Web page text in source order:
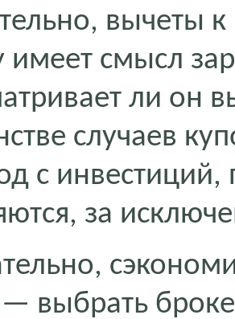
вычеты
имеет смысл
ли он
случаев
с
за
выбрать